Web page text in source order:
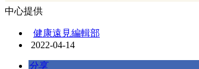
中心提供
健康遠見編輯部
2022-04-14
分享